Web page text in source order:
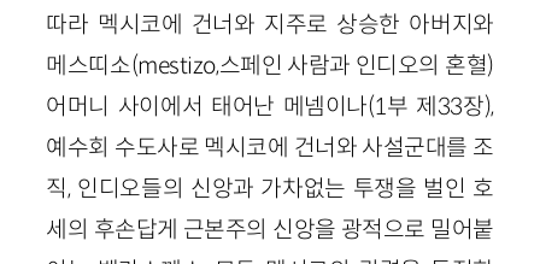
따라 멕시코에 건너와 지주로 상승한 아버지와
메스띠소(mestizo,스페인 사람과 인디오의 혼혈)
어머니 사이에서 태어난 메넴이나(1부 제33장),
예수회 수도사로 멕시코에 건너와 사설군대를 조
직, 인디오들의 신앙과 가차없는 투쟁을 벌인 호
세의 후손답게 근본주의 신앙을 광적으로 밀어붙